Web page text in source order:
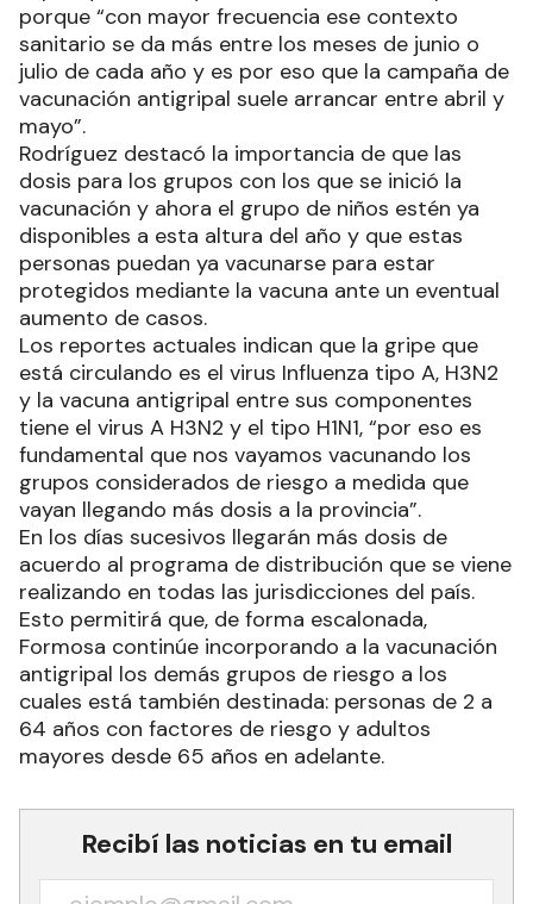
porque “con mayor frecuencia ese contexto
sanitario se da más entre los meses de junio o
julio de cada año y es por eso que la campaña de
vacunación antigripal suele arrancar entre abril y
mayo”.
Rodríguez destacó la importancia de que las
dosis para los grupos con los que se inició la
vacunación y ahora el grupo de niños estén ya
disponibles a esta altura del año y que estas
personas puedan ya vacunarse para estar
protegidos mediante la vacuna ante un eventual
aumento de casos.
Los reportes actuales indican que la gripe que
está circulando es el virus Influenza tipo A, H3N2
y la vacuna antigripal entre sus componentes
tiene el virus A H3N2 y el tipo H1N1, “por eso es
fundamental que nos vayamos vacunando los
grupos considerados de riesgo a medida que
vayan llegando más dosis a la provincia”.
En los días sucesivos llegarán más dosis de
acuerdo al programa de distribución que se viene
realizando en todas las jurisdicciones del país.
Esto permitirá que, de forma escalonada,
Formosa continúe incorporando a la vacunación
antigripal los demás grupos de riesgo a los
cuales está también destinada: personas de 2 a
64 años con factores de riesgo y adultos
mayores desde 65 años en adelante.
Recibí las noticias en tu email